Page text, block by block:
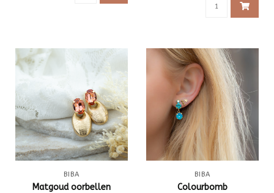
BIBA
Matgoud oorbellen
BIBA
Colourbomb